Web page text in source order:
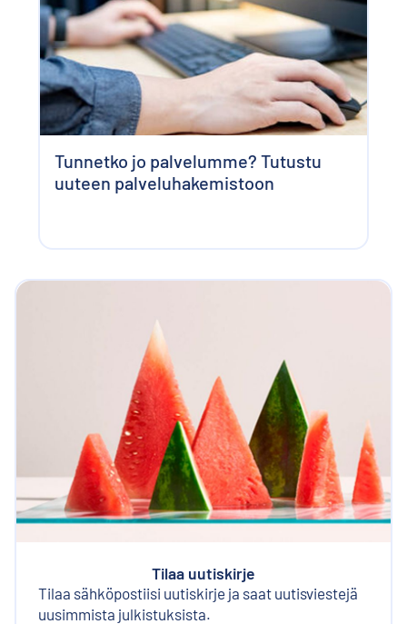
Tunnetko jo palvelumme? Tutustu
uuteen palveluhakemistoon
Tilaa uutiskirje
Tilaa sähköpostiisi uutiskirje ja saat uutisviestejä
uusimmista julkistuksista.